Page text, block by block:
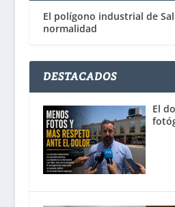
El polígono industrial de
normalidad
DESTACADOS
El